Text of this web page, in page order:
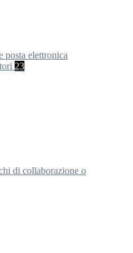
posta elettronica
23
di collaborazione o